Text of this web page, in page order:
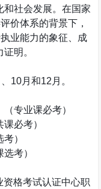
和社会发展。在国家
价体系的背景下，
业能力的象征、成
明。
10月和12 月。
专业课必考）
必考）
）
考）
资格考试认证中心职